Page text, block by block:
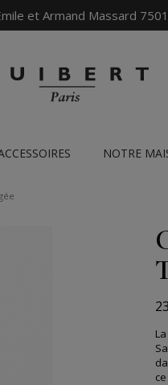
et Armand Massard
NOTRE